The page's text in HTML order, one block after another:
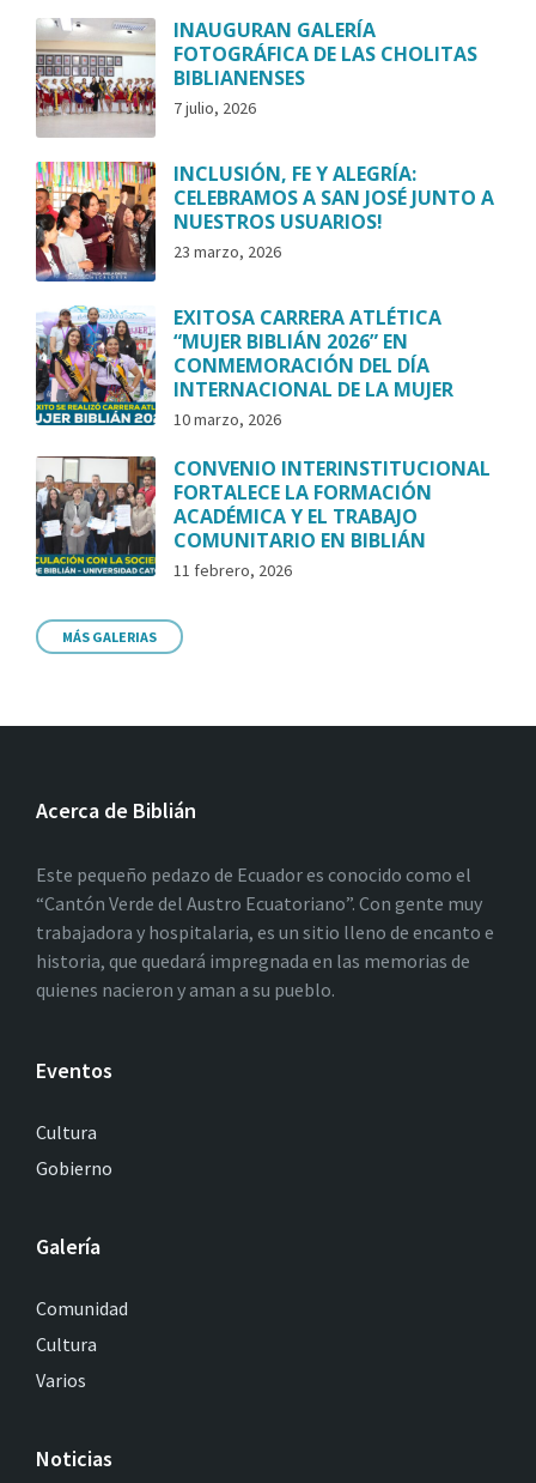
INAUGURAN GALERÍA
FOTOGRÁFICA DE LAS CHOLITAS
BIBLIANENSES
7 julio, 2026
INCLUSIÓN, FE Y ALEGRÍA:
CELEBRAMOS A SAN JOSÉ JUNTO A
NUESTROS USUARIOS!
23 marzo, 2026
EXITOSA CARRERA ATLÉTICA
“MUJER BIBLIÁN 2026” EN
CONMEMORACIÓN DEL DÍA
INTERNACIONAL DE LA MUJER
10 marzo, 2026
CONVENIO INTERINSTITUCIONAL
FORTALECE LA FORMACIÓN
ACADÉMICA Y EL TRABAJO
COMUNITARIO EN BIBLIÁN
11 febrero, 2026
MÁS GALERIAS
Acerca de Biblián
Este pequeño pedazo de Ecuador es conocido como el
“Cantón Verde del Austro Ecuatoriano”. Con gente muy
trabajadora y hospitalaria, es un sitio lleno de encanto e
historia, que quedará impregnada en las memorias de
quienes nacieron y aman a su pueblo.
Eventos
Cultura
Gobierno
Galería
Comunidad
Cultura
Varios
Noticias